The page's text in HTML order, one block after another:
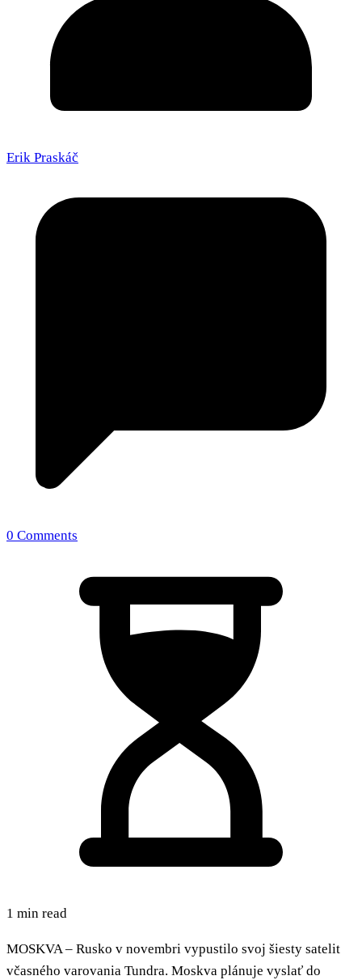
Erik Praskáč
0 Comments
1 min read
MOSKVA – Rusko v novembri vypustilo svoj šiesty satelit
včasného varovania Tundra. Moskva plánuje vyslať do